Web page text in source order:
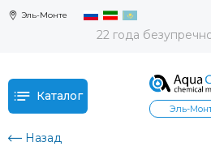
Эль-Монте
22 года
Каталог
Эль-
Назад